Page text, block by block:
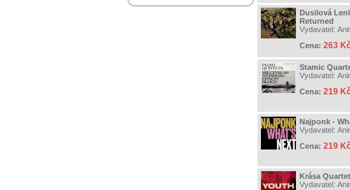
Dusilová
Returned
Vydavatel:
Cena: 263
Stamic
Vydavatel:
Cena: 219
Najponk -
Vydavatel:
Cena: 219
Krása
Vydavatel: